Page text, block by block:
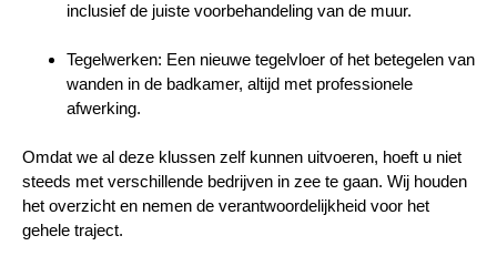
inclusief de juiste voorbehandeling van de muur.
Tegelwerken: Een nieuwe tegelvloer of het betegelen van
wanden in de badkamer, altijd met professionele
afwerking.
Omdat we al deze klussen zelf kunnen uitvoeren, hoeft u niet
steeds met verschillende bedrijven in zee te gaan. Wij houden
het overzicht en nemen de verantwoordelijkheid voor het
gehele traject.